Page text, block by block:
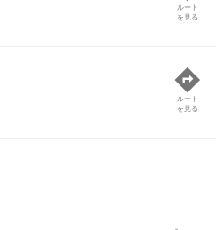
ルート
を見る
ルート
を見る